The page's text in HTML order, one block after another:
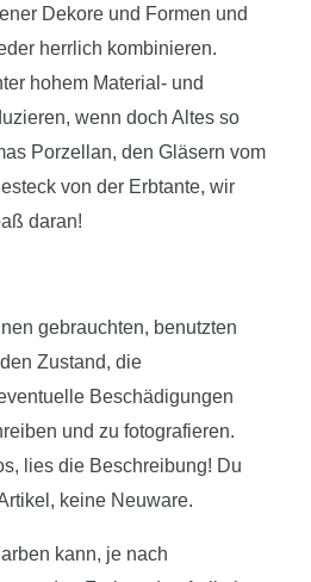
Dekore und Formen und
herrlich kombinieren.
hohem Material- und
wenn doch Altes so
Porzellan, den Gläsern vom
von der Erbtante, wir
daran!
gebrauchten, benutzten
Zustand, die
Beschädigungen
und zu fotografieren.
lies die Beschreibung! Du
keine Neuware.
kann, je nach